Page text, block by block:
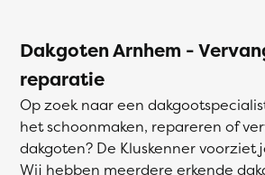
Dakgoten Arnhem -
reparatie
Op zoek naar een
het schoonmaken, repareren of
dakgoten? De Kluskenner voorziet
Wij hebben meerdere erkende